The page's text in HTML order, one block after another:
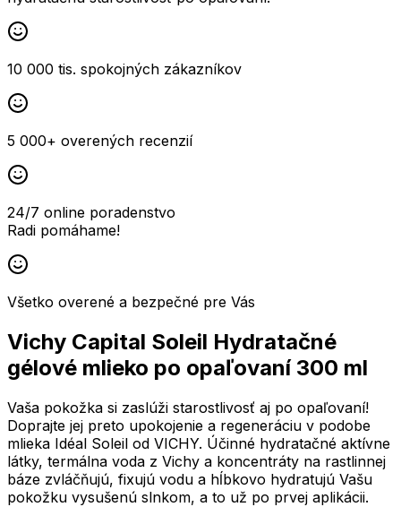
10 000 tis. spokojných zákazníkov
5 000+ overených recenzií
24/7 online poradenstvo
Radi pomáhame!
Všetko overené a bezpečné pre Vás
Vichy Capital Soleil Hydratačné
gélové mlieko po opaľovaní 300 ml
Vaša pokožka si zaslúži starostlivosť aj po opaľovaní!
Doprajte jej preto upokojenie a regeneráciu v podobe
mlieka Idéal Soleil od VICHY. Účinné hydratačné aktívne
látky, termálna voda z Vichy a koncentráty na rastlinnej
báze zvláčňujú, fixujú vodu a hĺbkovo hydratujú Vašu
pokožku vysušenú slnkom, a to už po prvej aplikácii.